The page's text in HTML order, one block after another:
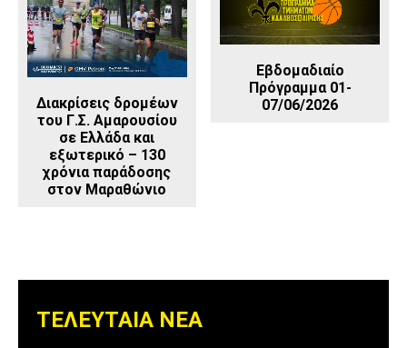
Διακρίσεις δρομέων
του Γ.Σ. Αμαρουσίου
σε Ελλάδα και
εξωτερικό – 130
χρόνια παράδοσης
στον Μαραθώνιο
Εβδομαδιαίο
Πρόγραμμα 01-
07/06/2026
ΤΕΛΕΥΤΑΙΑ ΝΕΑ